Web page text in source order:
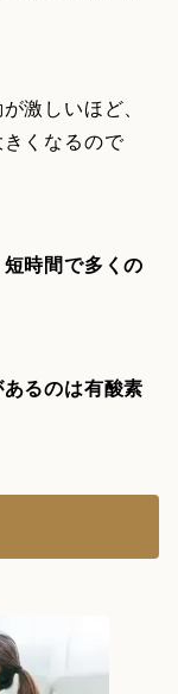
激しいほど、
くなるので
時間で多くの
るのは有酸素